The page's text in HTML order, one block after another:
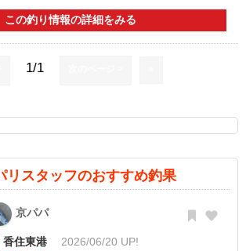
この釣り情報の詳細をみる
1/1
リスタッフのおすすめ釣果
京パパ
香住東港 2026/06/20 UP!